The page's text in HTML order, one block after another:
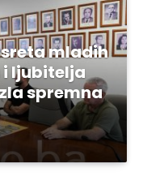
mladih
ljubitelja
spremna